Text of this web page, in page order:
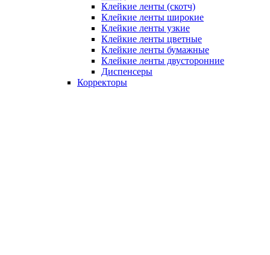
Клейкие ленты (скотч)
Клейкие ленты широкие
Клейкие ленты узкие
Клейкие ленты цветные
Клейкие ленты бумажные
Клейкие ленты двусторонние
Диспенсеры
Корректоры